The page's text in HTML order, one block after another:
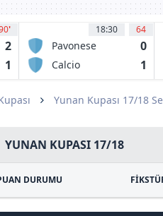
'
2
1
18:30 64
Pavonese 0
Calcio
1
Yunan Kupası 17/18
YUNAN KUPASI 17/18
DURUMU